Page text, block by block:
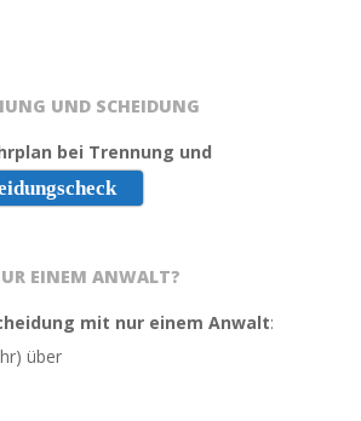
UND SCHEIDUNG
bei Trennung und
EINEM ANWALT?
mit nur einem Anwalt:
über